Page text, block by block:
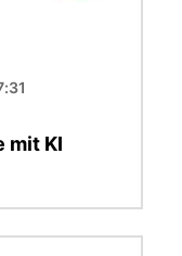
mit KI